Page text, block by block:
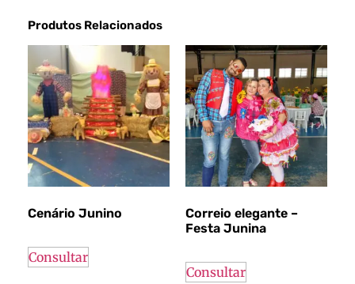
Produtos Relacionados
Cenário Junino
Consultar
Correio elegante –
Festa Junina
Consultar